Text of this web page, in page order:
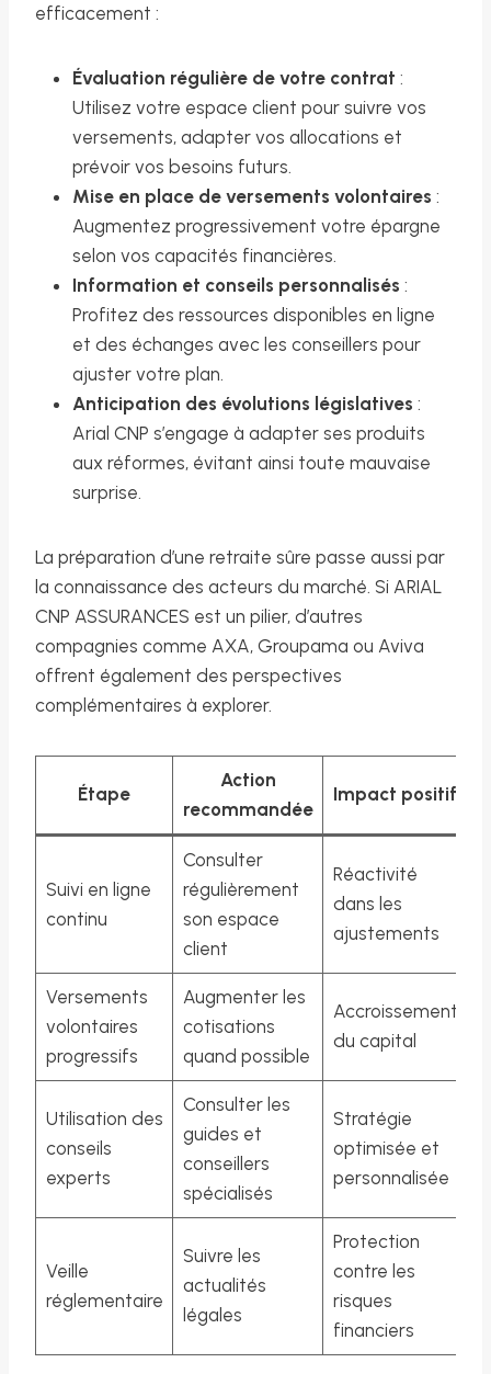
efficacement :
Évaluation régulière de votre contrat :
Utilisez votre espace client pour suivre vos
versements, adapter vos allocations et
prévoir vos besoins futurs.
Mise en place de versements volontaires :
Augmentez progressivement votre épargne
selon vos capacités financières.
Information et conseils personnalisés :
Profitez des ressources disponibles en ligne
et des échanges avec les conseillers pour
ajuster votre plan.
Anticipation des évolutions législatives :
Arial CNP s’engage à adapter ses produits
aux réformes, évitant ainsi toute mauvaise
surprise.
La préparation d’une retraite sûre passe aussi par
la connaissance des acteurs du marché. Si ARIAL
CNP ASSURANCES est un pilier, d’autres
compagnies comme AXA, Groupama ou Aviva
offrent également des perspectives
complémentaires à explorer.
Étape
Action
recommandée
Impact positif
Suivi en ligne
continu
Consulter
régulièrement
son espace
client
Réactivité
dans les
ajustements
Versements
volontaires
progressifs
Augmenter les
cotisations
quand possible
Accroissement
du capital
Utilisation des
conseils
experts
Consulter les
guides et
conseillers
spécialisés
Stratégie
optimisée et
personnalisée
Veille
réglementaire
Suivre les
actualités
légales
Protection
contre les
risques
financiers